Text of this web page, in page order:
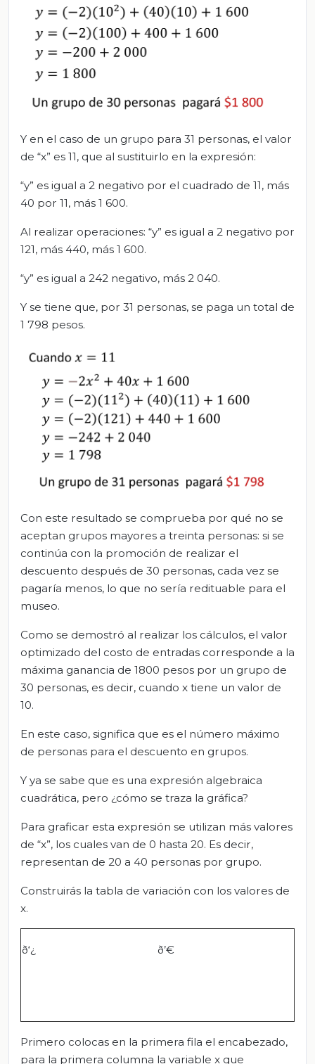
Y en el caso de un grupo para 31 personas, el valor
de “x” es 11, que al sustituirlo en la expresión:
“y” es igual a 2 negativo por el cuadrado de 11, más
40 por 11, más 1 600.
Al realizar operaciones: “y” es igual a 2 negativo por
121, más 440, más 1 600.
“y” es igual a 242 negativo, más 2 040.
Y se tiene que, por 31 personas, se paga un total de
1 798 pesos.
Con este resultado se comprueba por qué no se
aceptan grupos mayores a treinta personas: si se
continúa con la promoción de realizar el
descuento después de 30 personas, cada vez se
pagaría menos, lo que no sería redituable para el
museo.
Como se demostró al realizar los cálculos, el valor
optimizado del costo de entradas corresponde a la
máxima ganancia de 1800 pesos por un grupo de
30 personas, es decir, cuando x tiene un valor de
10.
En este caso, significa que es el número máximo
de personas para el descuento en grupos.
Y ya se sabe que es una expresión algebraica
cuadrática, pero ¿cómo se traza la gráfica?
Para graficar esta expresión se utilizan más valores
de “x”, los cuales van de 0 hasta 20. Es decir,
representan de 20 a 40 personas por grupo.
Construirás la tabla de variación con los valores de
x.
ð‘¿ ð’€
Primero colocas en la primera fila el encabezado,
para la primera columna la variable x que